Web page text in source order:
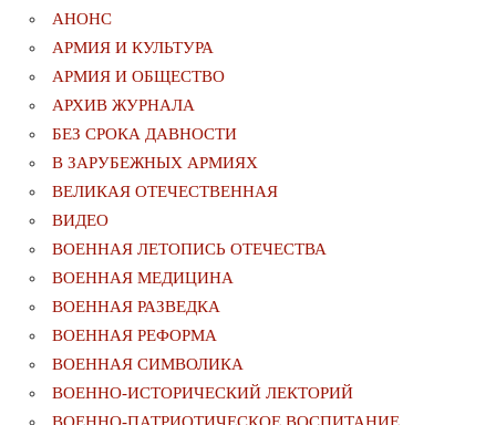
АНОНС
АРМИЯ И КУЛЬТУРА
АРМИЯ И ОБЩЕСТВО
АРХИВ ЖУРНАЛА
БЕЗ СРОКА ДАВНОСТИ
В ЗАРУБЕЖНЫХ АРМИЯХ
ВЕЛИКАЯ ОТЕЧЕСТВЕННАЯ
ВИДЕО
ВОЕННАЯ ЛЕТОПИСЬ ОТЕЧЕСТВА
ВОЕННАЯ МЕДИЦИНА
ВОЕННАЯ РАЗВЕДКА
ВОЕННАЯ РЕФОРМА
ВОЕННАЯ СИМВОЛИКА
ВОЕННО-ИСТОРИЧЕСКИЙ ЛЕКТОРИЙ
ВОЕННО-ПАТРИОТИЧЕСКОЕ ВОСПИТАНИЕ